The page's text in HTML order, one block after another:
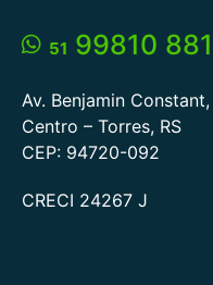
51 99810
Av. Benjamin
Centro – Torres, RS
CEP: 94720-092
CRECI 24267 J